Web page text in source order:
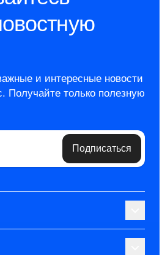
и интересные новости
Получайте только полезную
Подписаться